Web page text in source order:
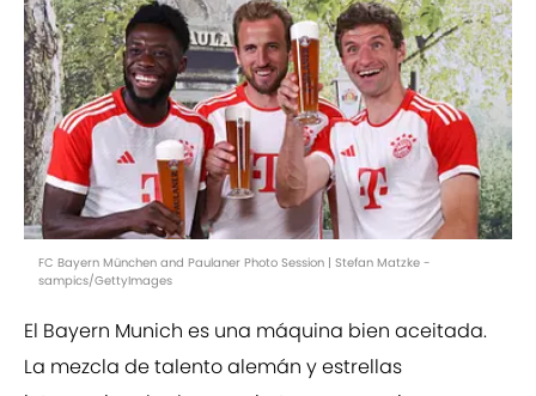
FC Bayern München and Paulaner Photo Session | Stefan Matzke -
sampics/GettyImages
El Bayern Munich es una máquina bien aceitada.
La mezcla de talento alemán y estrellas